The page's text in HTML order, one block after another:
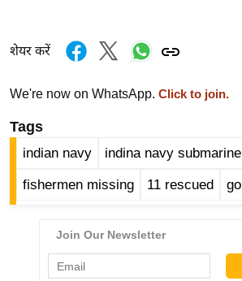
र्ल्ड
ज
ब्री
नो
शेयर करें
We're now on WhatsApp. Click to join.
Tags
indian navy indina navy submarine
fishermen missing 11 rescued go